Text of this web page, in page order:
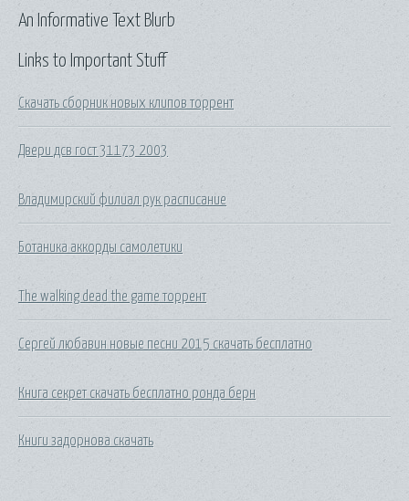
Links to Important Stuff
Скачать сборник новых клипов торрент
Двери дсв гост 31173 2003
Владимирский филиал рук расписание
Ботаника аккорды самолетики
The walking dead the game торрент
Сергей любавин новые песни 2015 скачать бесплатно
Книга секрет скачать бесплатно ронда берн
Книги задорнова скачать
An Informative Text Blurb